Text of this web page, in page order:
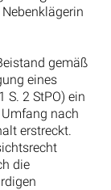
gemäß
eines
S. 2 StPO) ein
nach
erstreckt.
die